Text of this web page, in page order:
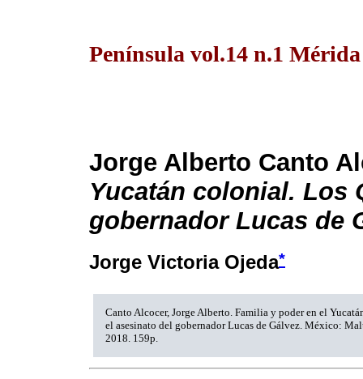
Península vol.14 n.1
Jorge Alberto Canto
Yucatán colonial. Los
gobernador Lucas de
Jorge Victoria Ojeda*
Canto Alcocer, Jorge Alberto. Familia y poder en el
el asesinato del gobernador Lucas de Gálvez. México:
2018. 159p.